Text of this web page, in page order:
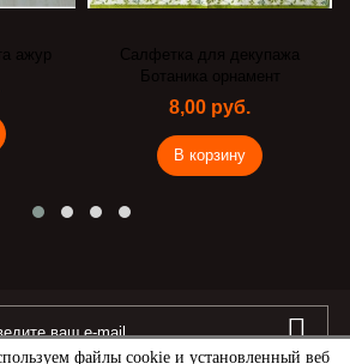
файлы cookie и установленный веб
ажур
Салфетка для декупажа
Ботаника орнамент
8,00 руб.
В корзину